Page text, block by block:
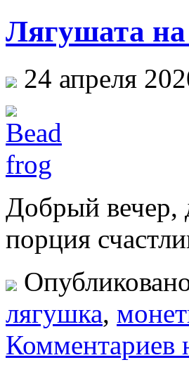
Лягушата на
24 апреля
Добрый вечер,
порция
лягушка,
Комментариев